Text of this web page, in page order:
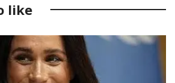
like